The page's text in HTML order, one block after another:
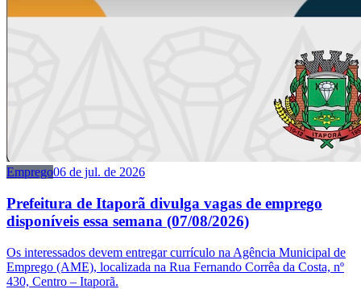
Emprego06 de jul. de 2026
Prefeitura de Itaporã divulga vagas de emprego
disponíveis essa semana (07/08/2026)
Os interessados devem entregar currículo na Agência Municipal de
Emprego (AME), localizada na Rua Fernando Corrêa da Costa, nº
430, Centro – Itaporã.